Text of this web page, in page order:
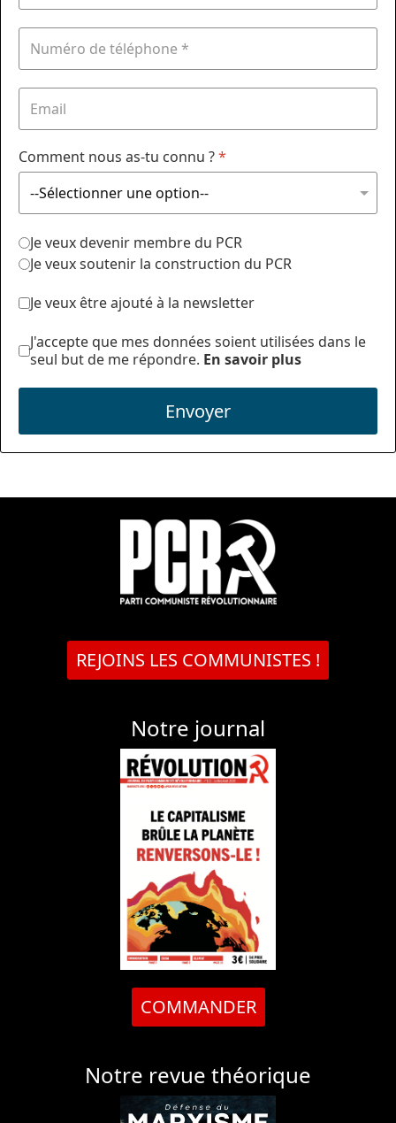
Comment nous as-tu connu ?*
Je veux devenir membre du PCR
Je veux soutenir la construction du PCR
Je veux être ajouté à la newsletter
J'accepte que mes données soient utilisées dans le
seul but de me répondre. En savoir plus
Envoyer
REJOINS LES COMMUNISTES !
Notre journal
COMMANDER
Notre revue théorique